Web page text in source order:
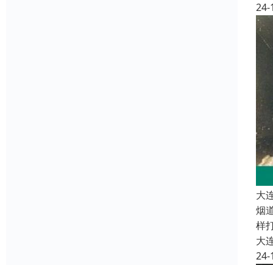
24-
大
烟
样
大
24-